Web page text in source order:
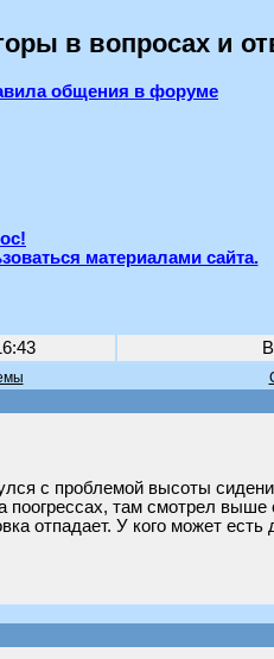
в вопросах и
общения в форуме
материалами сайта.
с проблемой высоты
там смотрел выше
отпадает. У кого может